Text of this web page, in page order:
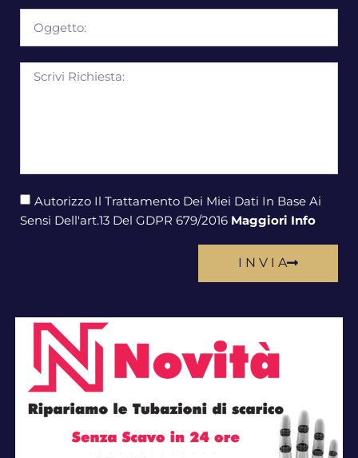
Autorizzo Il Trattamento Dei Miei Dati In Base Ai
Sensi Dell'art.13 Del GDPR 679/2016 Maggiori Info
I N V I A